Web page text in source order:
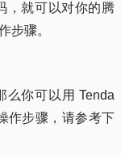
，就可以对你的腾
步骤。
么你可以用 Tenda
作步骤，请参考下